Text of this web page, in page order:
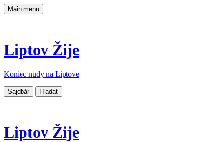
Main menu
Liptov Žije
Koniec nudy na Liptove
Sajdbár Hľadať
Liptov Žije